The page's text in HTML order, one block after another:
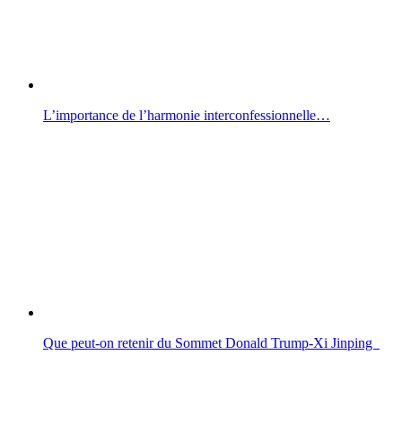
L’importance de l’harmonie interconfessionnelle…
Que peut-on retenir du Sommet Donald Trump-Xi Jinping